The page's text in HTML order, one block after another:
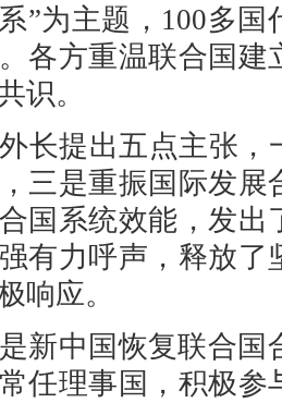
”为主题，100多
各方重温联合国
识。
长提出五点主张，
三是重振国际发
国系统效能，发
有力呼声，释放
响应。
新中国恢复联合国
任理事国，积极